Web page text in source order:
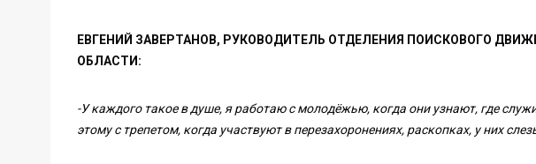
ЕВГЕНИЙ ЗАВЕРТАНОВ, РУКОВОДИТЕЛЬ ОТДЕЛЕНИЯ ПОИСКОВОГО
ОБЛАСТИ:
-У каждого такое в душе, я работаю с молодёжью, когда они узнают, где
этому с трепетом, когда участвуют в перезахоронениях, раскопках, у них